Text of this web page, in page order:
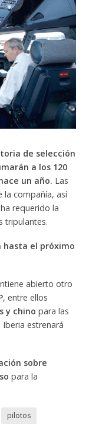
de selección
a los 120
un año. Las
la compañía, así
requerido la
tripulantes.
el próximo
abierto otro
, entre ellos
y chino para las
estrenará
sobre
para la
pilotos